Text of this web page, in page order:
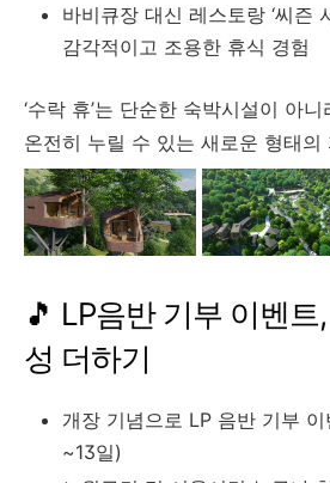
바비큐장 대신 레스토랑 ‘씨즌
감각적이고 조용한 휴식 경험
‘수락 휴’는 단순한 숙박시설이 아
온전히 누릴 수 있는 새로운 형태의
🎵 LP음반 기부 이벤
성 더하기
개장 기념으로 LP 음반 기부
~13일)